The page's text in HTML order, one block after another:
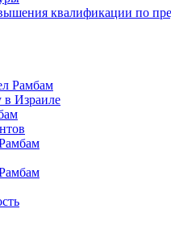
квалификации по
Рамбам
в Израиле